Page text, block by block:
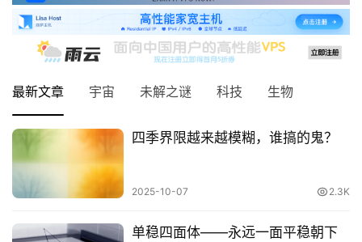
最新文章 宇宙 未解之谜 科技 生物
四季界限越来越模糊，谁搞的鬼？
2025-10-07 2.3K
单稳四面体——永远一面平稳朝下